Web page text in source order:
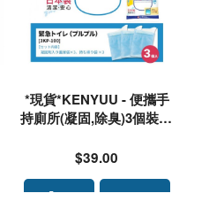
*現貨*KENYUU - 便攜手
持廁所(凝固,除臭)3個裝#1
40 4637 查詢存貨量🙏🏻🥰
$39.00